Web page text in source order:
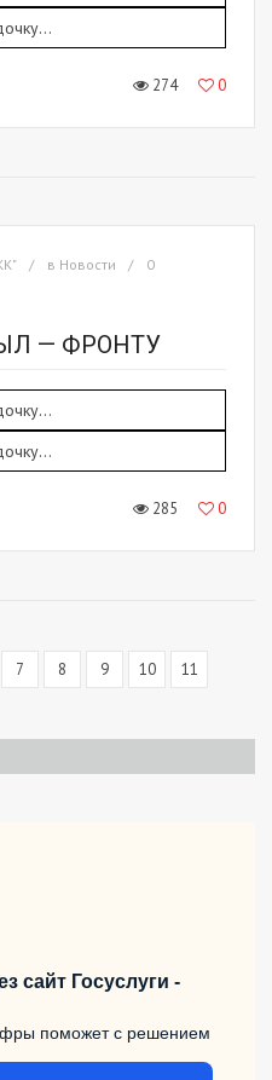
274 0
в Новости
0
— ФРОНТУ
285 0
7 8 9 10 11
сайт Госуслуги -
поможет с решением